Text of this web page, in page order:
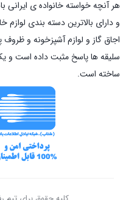
هر آنچه خواسته خانواده ی
و دارای بالاترین دسته بندی
اجاق گاز و لوازم آشپزخونه و
سلیقه ها پاسخ مثبت داده است و
ساخته است.